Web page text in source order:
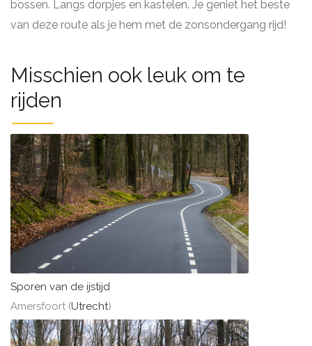
bossen. Langs dorpjes en kastelen. Je geniet het beste
van deze route als je hem met de zonsondergang rijd!
Misschien ook leuk om te
rijden
Sporen van de ijstijd
Amersfoort (Utrecht)